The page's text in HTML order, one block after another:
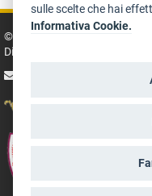
© 2014 - 2026
Dipartimento Cultura,
sulle scelte che hai
Informativa Cookie.